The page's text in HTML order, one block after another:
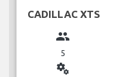
CADILLAC XTS
group
5
miscellaneous_services